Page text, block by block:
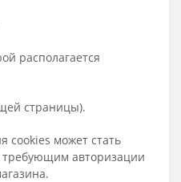
располагается
страницы).
cookies может стать
требующим авторизации